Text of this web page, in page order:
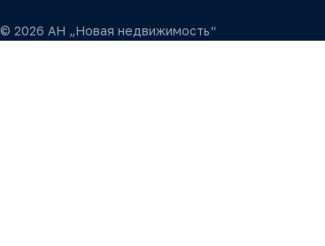
© 2026 АН „Новая недвижимость“